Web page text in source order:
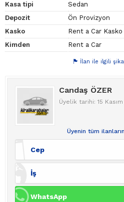
Kasa tipi
Sedan
Depozit
Ön Provizyon
Kasko
Rent a Car Kasko
Kimden
Rent a Car
İlan ile ilgili
Candaş ÖZER
Üyelik tarihi: 15
Üyenin tüm
Cep
İş
WhatsApp